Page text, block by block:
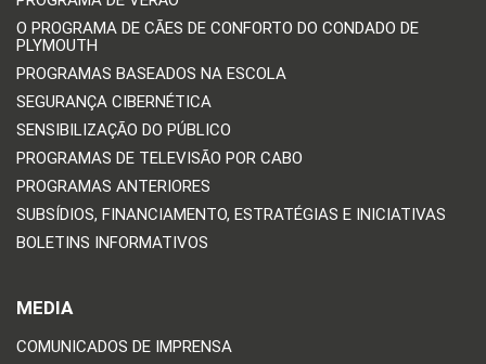
O PROGRAMA DE CÃES DE CONFORTO DO CONDADO DE
PLYMOUTH
PROGRAMAS BASEADOS NA ESCOLA
SEGURANÇA CIBERNÉTICA
SENSIBILIZAÇÃO DO PÚBLICO
PROGRAMAS DE TELEVISÃO POR CABO
PROGRAMAS ANTERIORES
SUBSÍDIOS, FINANCIAMENTO, ESTRATÉGIAS E INICIATIVAS
BOLETINS INFORMATIVOS
MEDIA
COMUNICADOS DE IMPRENSA